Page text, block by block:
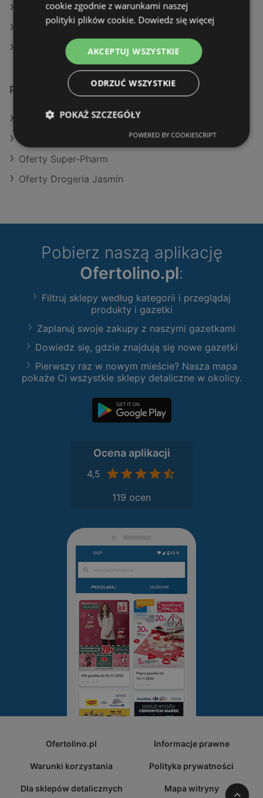
Aktualne gazetki Hebe
Aktualne gazetki Super-Pharm
Aktualne gazetki Rossmann
Podobne sklepy detaliczne
Oferty Rossmann
Oferty Super-Pharm
Oferty Drogeria Jasmin
Pobierz naszą aplikację
Ofertolino.pl:
Filtruj sklepy według kategorii i przeglądaj
produkty i gazetki
Zaplanuj swoje zakupy z naszymi gazetkami
Dowiedz się, gdzie znajdują się nowe gazetki
Pierwszy raz w nowym mieście? Nasza mapa
pokaże Ci wszystkie sklepy detaliczne w okolicy.
Ocena aplikacji
4,5
119 ocen
Ofertolino.pl Informacje prawne
Warunki korzystania Polityka prywatności
Dla sklepów detalicznych Mapa witryny W
cookie zgodnie z warunkami naszej
polityki plików cookie. Dowiedz się więcej
AKCEPTUJ WSZYSTKIE
ODRZUĆ WSZYSTKIE
POKAŻ SZCZEGÓŁY
POWERED BY COOKIESCRIPT